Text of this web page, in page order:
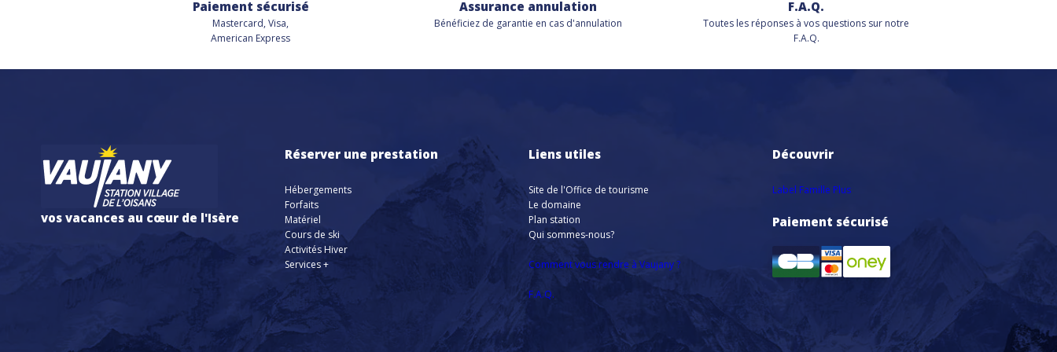
Paiement sécurisé
Mastercard, Visa,
American Express
Assurance annulation
Bénéficiez de garantie en cas d'annulation
F.A.Q.
Toutes les réponses à vos questions sur notre
F.A.Q.
vos vacances au cœur de l'Isère
Réserver une prestation
Hébergements
Forfaits
Matériel
Cours de ski
Activités Hiver
Services +
Liens utiles
Site de l'Office de tourisme
Le domaine
Plan station
Qui sommes-nous?
Comment vous rendre à Vaujany ?
F.A.Q.
Découvrir
Label Famille Plus
Paiement sécurisé